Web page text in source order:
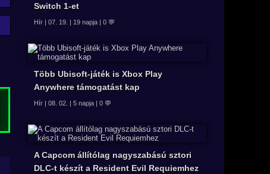
Switch 1-et
Hír | 07. 19. | 19 napja | 0 💬
Több Ubisoft-játék is Xbox Play
Anywhere támogatást kap
Hír | 08. 02. | 5 napja | 0 💬
A Capcom állítólag nagyszabású sztori
DLC-t készít a Resident Evil Requiemhez